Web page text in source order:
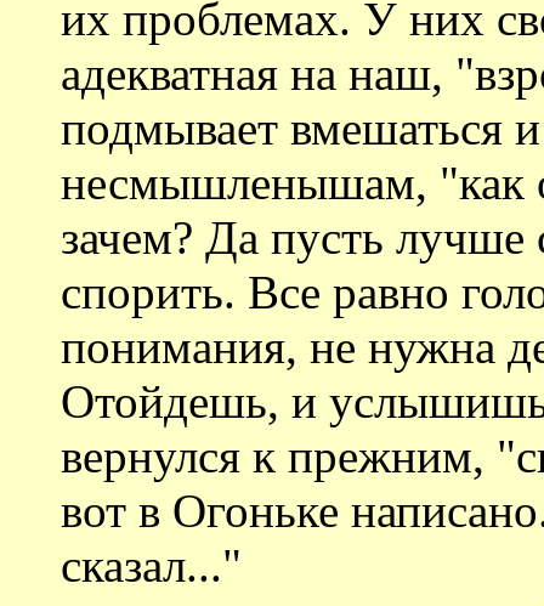
их проблемах. У них
адекватная на наш,
подмывает вмешаться
несмышленышам, "как
зачем? Да пусть
спорить. Все равно
понимания, не нужна
Отойдешь, и
вернулся к прежним,
вот в Огоньке
сказал..."